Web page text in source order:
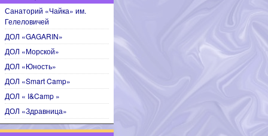
Санаторий «Чайка» им.
Гелеловичей
ДОЛ «GAGARIN»
ДОЛ «Морской»
ДОЛ «Юность»
ДОЛ «Smart Camp»
ДОЛ « I&Camp »
ДОЛ «Здравница»